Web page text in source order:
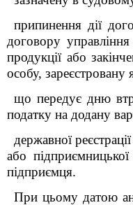
припинення дії
договору
продукції або
особу, зареєстровану
що передує дню
податку на додану
державної
або
підприємця.
При цьому датою